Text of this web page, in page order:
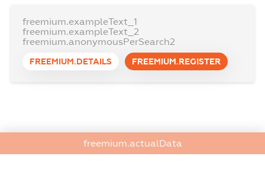
freemium.exampleText_1
freemium.exampleText_2
freemium.anonymousPerSearch2
FREEMIUM.DETAILS FREEMIUM.REGISTER
freemium.actualData